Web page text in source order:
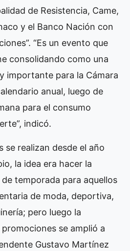
de Resistencia, Came,
y el Banco Nación con
“Es un evento que
consolidando como una
importante para la Cámara
anual, luego de
para el consumo
indicó.
se realizan desde el año
la idea era hacer la
temporada para aquellos
de moda, deportiva,
pero luego la
se amplió a
Gustavo Martínez